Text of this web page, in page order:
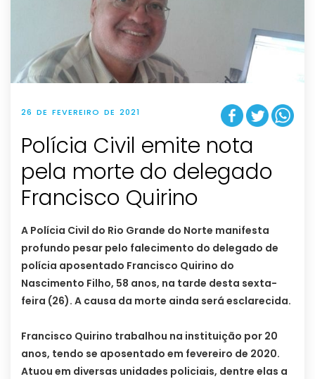
26 DE FEVEREIRO DE 2021
Polícia Civil emite nota
pela morte do delegado
Francisco Quirino
A Polícia Civil do Rio Grande do Norte manifesta
profundo pesar pelo falecimento do delegado de
polícia aposentado Francisco Quirino do
Nascimento Filho, 58 anos, na tarde desta sexta-
feira (26). A causa da morte ainda será esclarecida.
Francisco Quirino trabalhou na instituição por 20
anos, tendo se aposentado em fevereiro de 2020.
Atuou em diversas unidades policiais, dentre elas a